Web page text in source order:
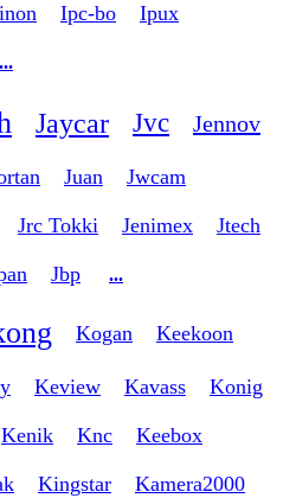
Ipc-bo Ipux
...
Jaycar Jvc Jennov
Juan Jwcam
Jrc Tokki Jenimex Jtech
Jbp
...
Kogan Keekoon
Keview Kavass Konig
Kenik Knc Keebox
Kingstar Kamera2000